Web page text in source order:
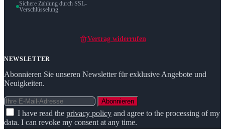
Sichere Zahlung durch SSL-
Verschlüsselung
Vertrag widerrufen
NEWSLETTER
Abonnieren Sie unseren Newsletter für exklusive Angebote und
Neuigkeiten.
Abonnieren
I have read the privacy policy and agree to the processing of my
data. I can revoke my consent at any time.